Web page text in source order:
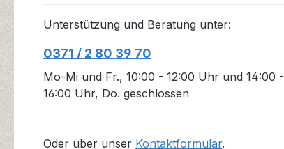
Unterstützung und Beratung unter:
0371 / 2 80 39 70
Mo-Mi und Fr., 10:00 - 12:00 Uhr und 14:00 -
16:00 Uhr, Do. geschlossen
Oder über unser Kontaktformular.